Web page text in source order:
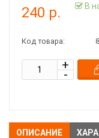
240 р. В
Код товара:
ОПИСАНИЕ